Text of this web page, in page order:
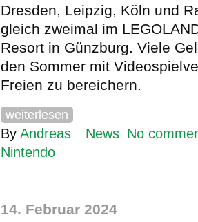
Dresden, Leipzig, Köln und
gleich zweimal im
Resort in Günzburg. Viele
den Sommer mit
Freien zu bereichern.
weiterlesen
By Andreas News No
Nintendo
14. Februar 2024